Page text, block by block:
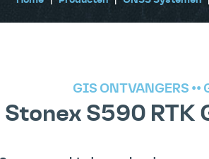
GIS ONTVANGERS ••
Stonex S590 RTK